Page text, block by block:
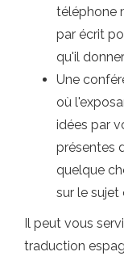
téléphone
par écrit
qu'il
Une
où
idées par
présentes
quelque
sur le sujet
Il peut vous
traduction